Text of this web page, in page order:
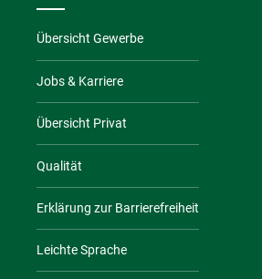
Übersicht Gewerbe
Jobs & Karriere
Übersicht Privat
Qualität
Erklärung zur Barrierefreiheit
Leichte Sprache